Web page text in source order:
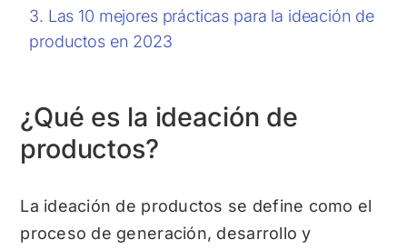
Las 10 mejores prácticas para la ideación de
productos en 2023
¿Qué es la ideación de
productos?
La ideación de productos se define como el
proceso de generación, desarrollo y